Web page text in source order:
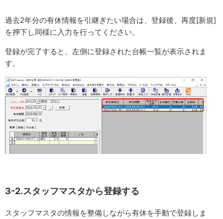
過去2年分の有休情報を引継ぎたい場合は、登録後、再度[新規]
を押下し同様に入力を行ってください。
登録が完了すると、左側に登録された台帳一覧が表示されま
す。
3-2.スタッフマスタから登録する
スタッフマスタの情報を整備しながら有休を手動で登録しま